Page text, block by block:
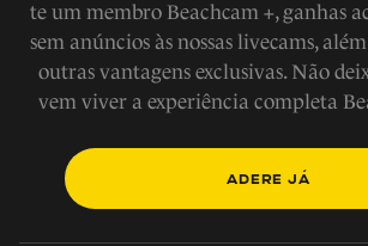
te um membro Beachcam +, ganhas
sem anúncios às nossas livecams,
outras vantagens exclusivas. Não
vem viver a experiência completa
ADERE JÁ